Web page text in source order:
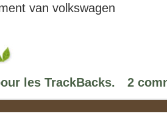
van volkswagen
les TrackBacks. 2